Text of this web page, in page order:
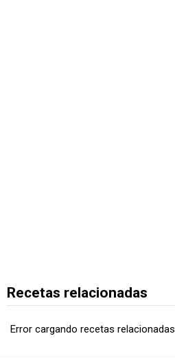
Recetas relacionadas
Error cargando recetas relacionadas.